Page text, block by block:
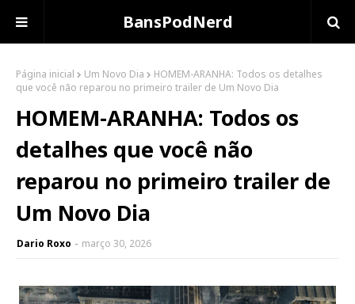
BansPodNerd
Página inicial Um Novo Dia
HOMEM-ARANHA: Todos os detalhes
que você não reparou no primeiro trailer de Um Novo Dia
HOMEM-ARANHA: Todos os
detalhes que você não
reparou no primeiro trailer de
Um Novo Dia
Dario Roxo março 30, 2026